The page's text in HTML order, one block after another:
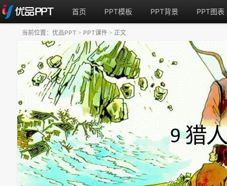
首页 PPT模板 PPT背景 PPT图表
当前位置： 优品PPT > PPT课件 > 正文